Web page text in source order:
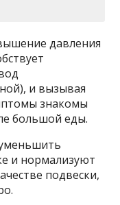
давления
и вызывая
знакомы
большой еды.
и нормализуют
подвески,